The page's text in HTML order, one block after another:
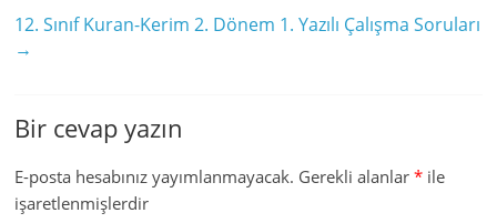
12. Sınıf Kuran-Kerim 2. Dönem 1. Yazılı Çalışma Soruları
→
Bir cevap yazın
E-posta hesabınız yayımlanmayacak. Gerekli alanlar* ile
işaretlenmişlerdir